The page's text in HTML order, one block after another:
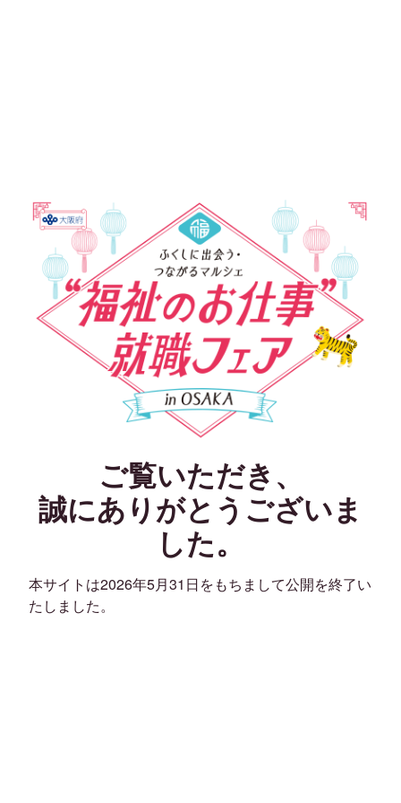
ご覧いただき、
誠にありがとうございま
した。
本サイトは2026年5月31日をもちまして公開を終了い
たしました。